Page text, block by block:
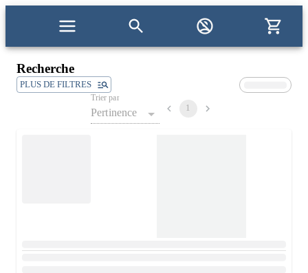
Recherche
PLUS DE FILTRES
Trier par
Pertinence 1